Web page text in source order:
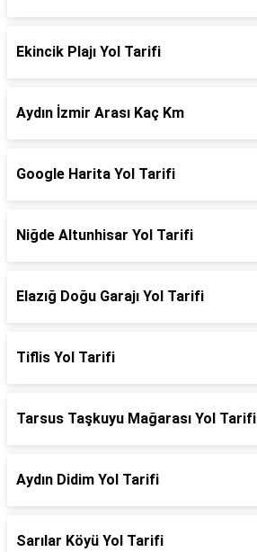
Ekincik Plajı Yol Tarifi
Aydın İzmir Arası Kaç Km
Google Harita Yol Tarifi
Niğde Altunhisar Yol Tarifi
Elazığ Doğu Garajı Yol Tarifi
Tiflis Yol Tarifi
Tarsus Taşkuyu Mağarası Yol Tarifi
Aydın Didim Yol Tarifi
Sarılar Köyü Yol Tarifi